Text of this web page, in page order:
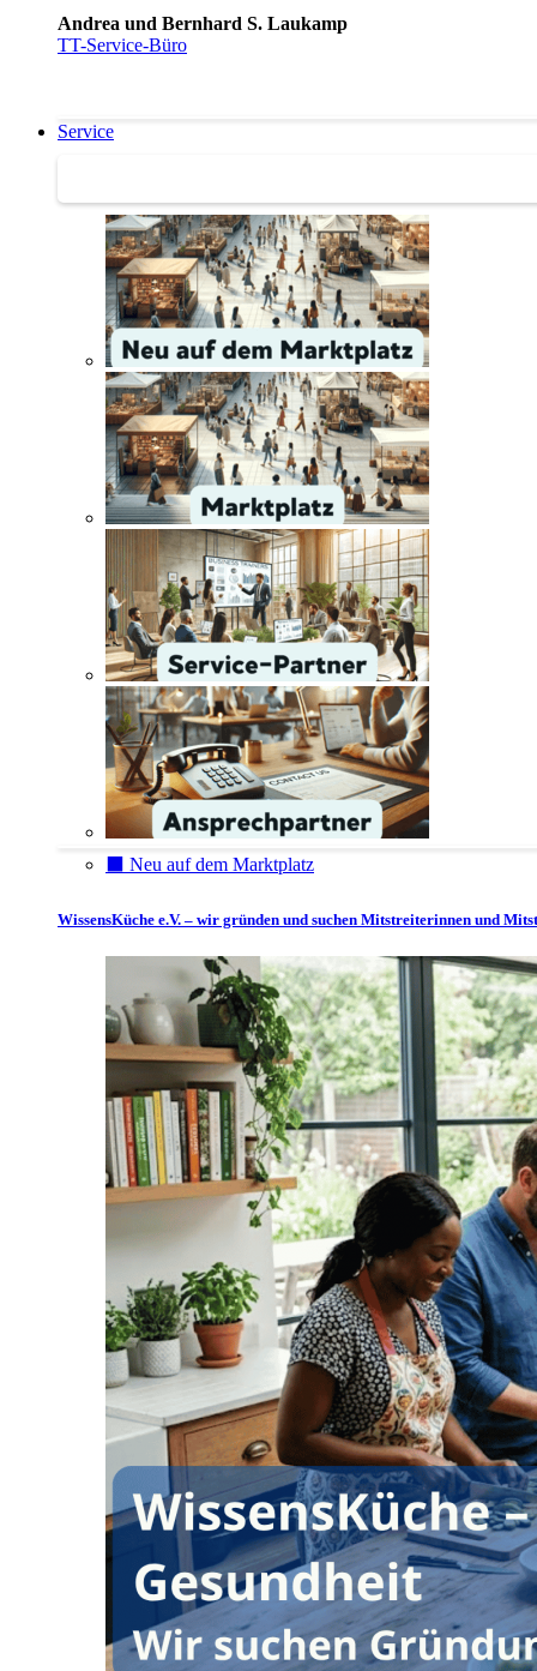
Andrea und Bernhard S. Laukamp
TT-Service-Büro
Service
⬛️ Neu auf dem Marktplatz
WissensKüche e.V. – wir gründen und suchen Mitstreiterinnen und